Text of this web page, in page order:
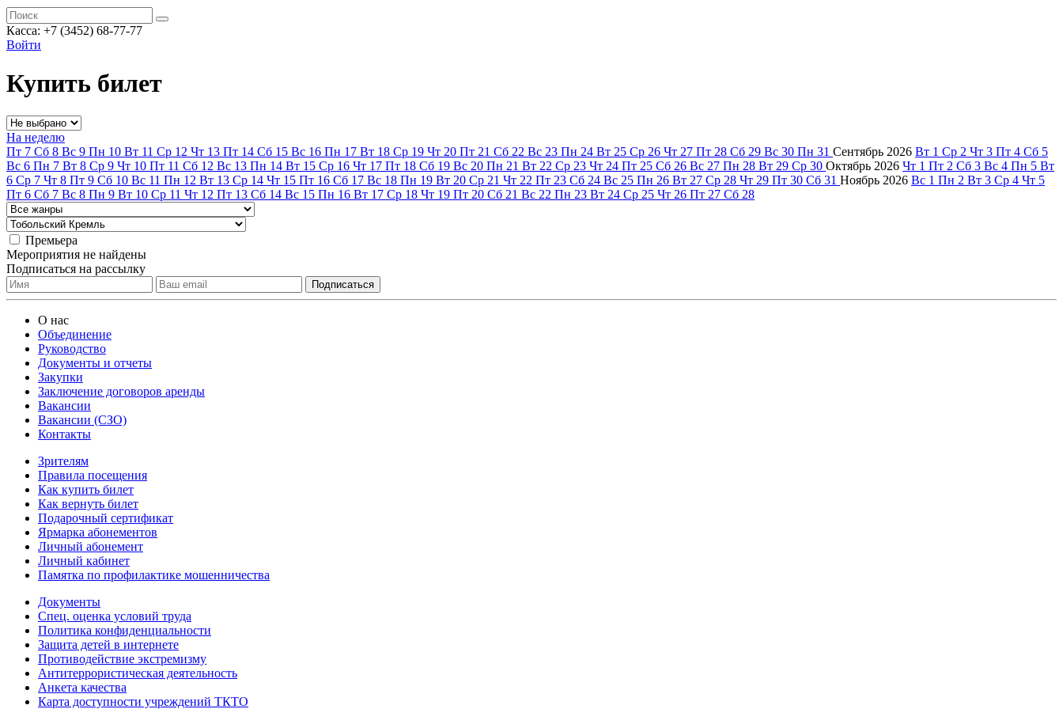
Касса: +7 (3452) 68-77-77
Войти
Купить билет
На неделю
Пт 7 Сб 8 Вс 9 Пн 10 Вт 11 Ср 12 Чт 13 Пт 14 Сб 15 Вс 16 Пн 17 Вт 18 Ср 19 Чт 20 Пт 21 Сб 22 Вс 23 Пн 24 Вт 25 Ср 26 Чт 27 Пт 28 Сб 29 Вс 30 Пн 31 Сентябрь 2026 Вт 1 Ср 2 Чт 3 Пт 4 Сб 5
Вс 6 Пн 7 Вт 8 Ср 9 Чт 10 Пт 11 Сб 12 Вс 13 Пн 14 Вт 15 Ср 16 Чт 17 Пт 18 Сб 19 Вс 20 Пн 21 Вт 22 Ср 23 Чт 24 Пт 25 Сб 26 Вс 27 Пн 28 Вт 29 Ср 30 Октябрь 2026 Чт 1 Пт 2 Сб 3 Вс 4 Пн 5 Вт
6 Ср 7 Чт 8 Пт 9 Сб 10 Вс 11 Пн 12 Вт 13 Ср 14 Чт 15 Пт 16 Сб 17 Вс 18 Пн 19 Вт 20 Ср 21 Чт 22 Пт 23 Сб 24 Вс 25 Пн 26 Вт 27 Ср 28 Чт 29 Пт 30 Сб 31 Ноябрь 2026 Вс 1 Пн 2 Вт 3 Ср 4 Чт 5
Пт 6 Сб 7 Вс 8 Пн 9 Вт 10 Ср 11 Чт 12 Пт 13 Сб 14 Вс 15 Пн 16 Вт 17 Ср 18 Чт 19 Пт 20 Сб 21 Вс 22 Пн 23 Вт 24 Ср 25 Чт 26 Пт 27 Сб 28
Премьера
Мероприятия не найдены
Подписаться на рассылку
О нас
Объединение
Руководство
Документы и отчеты
Закупки
Заключение договоров аренды
Вакансии
Вакансии (СЗО)
Контакты
Зрителям
Правила посещения
Как купить билет
Как вернуть билет
Подарочный сертификат
Ярмарка абонементов
Личный абонемент
Личный кабинет
Памятка по профилактике мошенничества
Документы
Спец. оценка условий труда
Политика конфиденциальности
Защита детей в интернете
Противодействие экстремизму
Антитеррористическая деятельность
Анкета качества
Карта доступности учреждений ТКТО